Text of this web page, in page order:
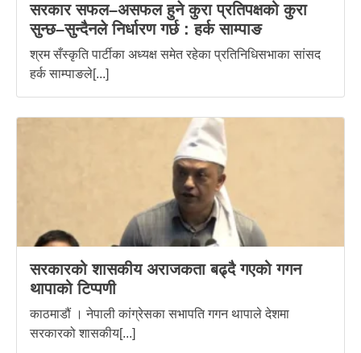
सरकार सफल–असफल हुने कुरा प्रतिपक्षको कुरा
सुन्छ–सुन्दैनले निर्धारण गर्छ : हर्क साम्पाङ
श्रम सँस्कृति पार्टीका अध्यक्ष समेत रहेका प्रतिनिधिसभाका सांसद
हर्क साम्पाङले[...]
सरकारको शासकीय अराजकता बढ्दै गएको गगन
थापाको टिप्पणी
काठमाडौं । नेपाली कांग्रेसका सभापति गगन थापाले देशमा
सरकारको शासकीय[...]